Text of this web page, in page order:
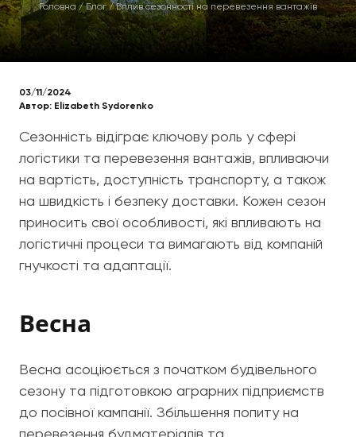
Головна / Блог / Вплив сезонності на перевезення вантажів
03/11/2024
Автор: Elizabeth Sydorenko
Сезонність відіграє ключову роль у сфері
логістики та перевезення вантажів, впливаючи
на вартість, доступність транспорту, а також
на швидкість і безпеку доставки. Кожен сезон
приносить свої особливості, які впливають на
логістичні процеси та вимагають від компаній
гнучкості та адаптації.
Весна
Весна асоціюється з початком будівельного
сезону та підготовкою аграрних підприємств
до посівної кампанії. Збільшення попиту на
перевезення будматеріалів та